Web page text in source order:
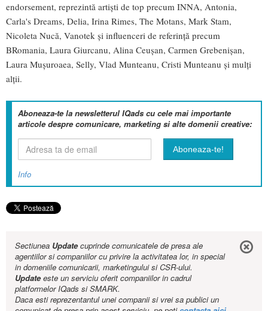
endorsement, reprezintă artiști de top precum INNA, Antonia,
Carla's Dreams, Delia, Irina Rimes, The Motans, Mark Stam,
Nicoleta Nucă, Vanotek și influenceri de referință precum
BRomania, Laura Giurcanu, Alina Ceușan, Carmen Grebenișan,
Laura Mușuroaea, Selly, Vlad Munteanu, Cristi Munteanu și mulți
alții.
Aboneaza-te la newsletterul IQads cu cele mai importante
articole despre comunicare, marketing si alte domenii creative:
Info
Sectiunea Updatecuprinde comunicatele de presa ale
agentiilor si companiilor cu privire la activitatea lor, in special
in domeniile comunicarii, marketingului si CSR-ului.
Updateeste un serviciu oferit companiilor in cadrul
platformelor IQads si SMARK.
Daca esti reprezentantul unei companii si vrei sa publici un